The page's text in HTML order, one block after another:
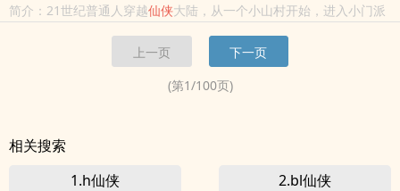
简介：21世纪普通人穿越仙侠大陆，从一个小山村开始，进入小门派
成为普通弟子，以平凡的资质、进入修仙者的行列，成为一名仙帝的
崛起之路！ 希望各位书友能喜欢本书。<br>本站提示：各位书友要...
上一页
下一页
(第1/100页)
相关搜索
1.h仙侠
2.bl仙侠